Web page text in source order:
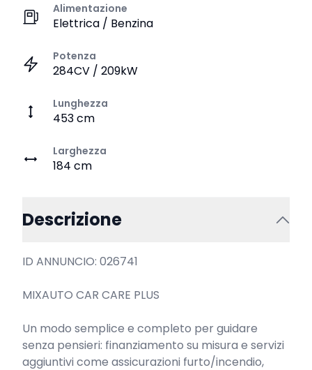
Alimentazione
Elettrica / Benzina
Potenza
284CV / 209kW
Lunghezza
453 cm
Larghezza
184 cm
Descrizione
ID ANNUNCIO: 026741
MIXAUTO CAR CARE PLUS
Un modo semplice e completo per guidare
senza pensieri: finanziamento su misura e servizi
aggiuntivi come assicurazioni furto/incendio,